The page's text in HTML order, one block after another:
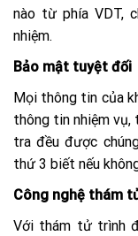
nào từ phía VDT,
nhiệm.
Bảo mật tuyệt đối
Mọi thông tin của
thông tin nhiệm
tra đều được
thứ 3 biết nếu
Công nghệ thám
Với thám tử trình